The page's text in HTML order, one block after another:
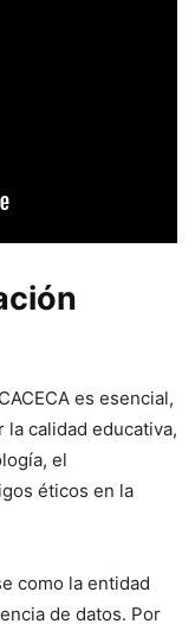
es esencial,
la calidad educativa,
el
éticos en la
como la entidad
de datos. Por